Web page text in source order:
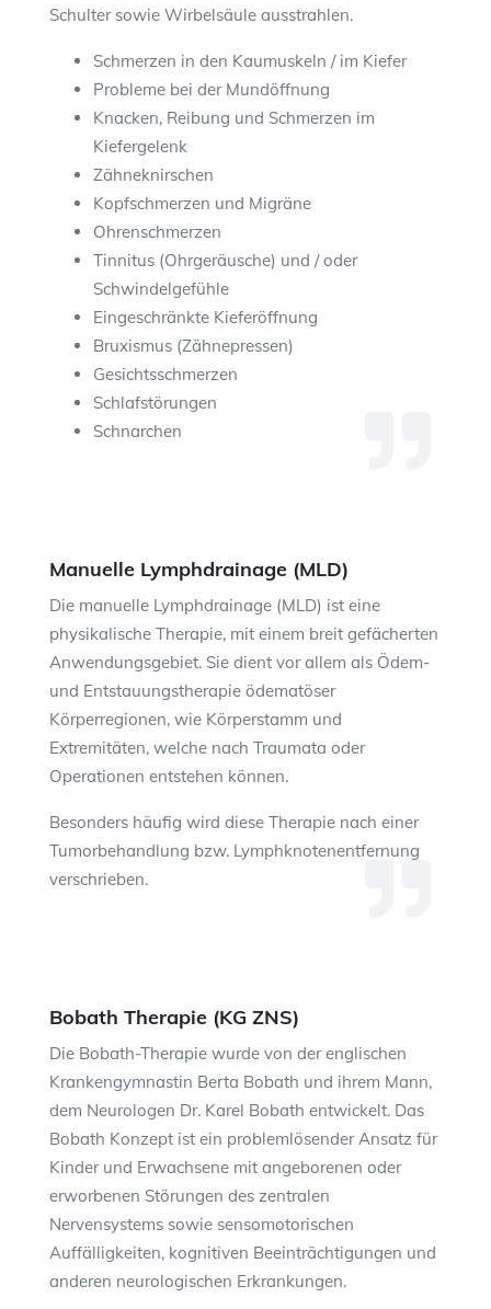
Schulter sowie Wirbelsäule ausstrahlen.
Schmerzen in den Kaumuskeln / im Kiefer
Probleme bei der Mundöffnung
Knacken, Reibung und Schmerzen im
Kiefergelenk
Zähneknirschen
Kopfschmerzen und Migräne
Ohrenschmerzen
Tinnitus (Ohrgeräusche) und / oder
Schwindelgefühle
Eingeschränkte Kieferöffnung
Bruxismus (Zähnepressen)
Gesichtsschmerzen
Schlafstörungen
Schnarchen
Manuelle Lymphdrainage (MLD)
Die manuelle Lymphdrainage (MLD) ist eine
physikalische Therapie, mit einem breit gefächerten
Anwendungsgebiet. Sie dient vor allem als Ödem-
und Entstauungstherapie ödematöser
Körperregionen, wie Körperstamm und
Extremitäten, welche nach Traumata oder
Operationen entstehen können.
Besonders häufig wird diese Therapie nach einer
Tumorbehandlung bzw. Lymphknotenentfernung
verschrieben.
Bobath Therapie (KG ZNS)
Die Bobath-Therapie wurde von der englischen
Krankengymnastin Berta Bobath und ihrem Mann,
dem Neurologen Dr. Karel Bobath entwickelt. Das
Bobath Konzept ist ein problemlösender Ansatz für
Kinder und Erwachsene mit angeborenen oder
erworbenen Störungen des zentralen
Nervensystems sowie sensomotorischen
Auffälligkeiten, kognitiven Beeinträchtigungen und
anderen neurologischen Erkrankungen.